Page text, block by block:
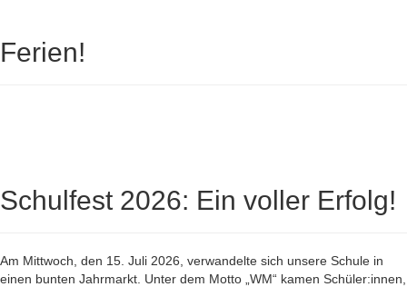
Ferien!
Schulfest 2026: Ein voller Erfolg!
Am Mittwoch, den 15. Juli 2026, verwandelte sich unsere Schule in
einen bunten Jahrmarkt. Unter dem Motto „WM“ kamen Schüler:innen,